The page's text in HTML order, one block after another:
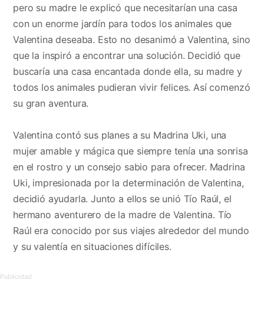
pero su madre le explicó que necesitarían una casa
con un enorme jardín para todos los animales que
Valentina deseaba. Esto no desanimó a Valentina, sino
que la inspiró a encontrar una solución. Decidió que
buscaría una casa encantada donde ella, su madre y
todos los animales pudieran vivir felices. Así comenzó
su gran aventura.
Valentina contó sus planes a su Madrina Uki, una
mujer amable y mágica que siempre tenía una sonrisa
en el rostro y un consejo sabio para ofrecer. Madrina
Uki, impresionada por la determinación de Valentina,
decidió ayudarla. Junto a ellos se unió Tío Raúl, el
hermano aventurero de la madre de Valentina. Tío
Raúl era conocido por sus viajes alrededor del mundo
y su valentía en situaciones difíciles.